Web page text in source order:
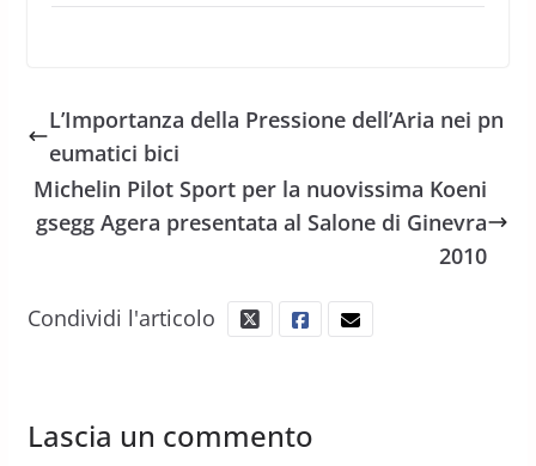
L’Importanza della Pressione dell’Aria nei pn
eumatici bici
Michelin Pilot Sport per la nuovissima Koeni
gsegg Agera presentata al Salone di Ginevra
2010
Condividi l'articolo
Lascia un commento